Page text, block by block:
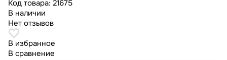
Код товара: 21675
В наличии
Нет отзывов
В избранное
В сравнение